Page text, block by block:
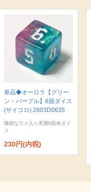
単品◆オーロラ【グリー
ン・パープル】6面ダイス
(サイコロ) 2603D0635
微細なラメ入り美麗6面体ダイ
ス
230円(内税)